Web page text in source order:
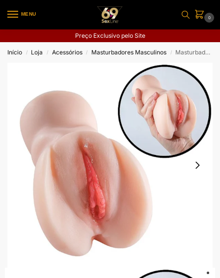
MENU
0
Preço Exclusivo pelo Site
Início / Loja / Acessórios / Masturbadores Masculinos / Masturbador Masculino Formato Vagina 01